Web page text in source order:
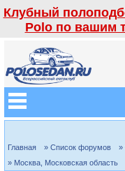
Клубный
Polo по вашим
Главная » Список форумов
»
» Москва, Московская область